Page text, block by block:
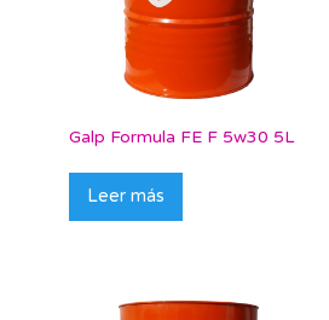
Galp Formula FE F 5w30 5L
Leer más